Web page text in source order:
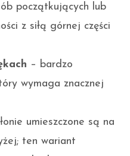
początkujących lub
z siłą górnej części
– bardzo
wymaga znacznej
umieszczone są na
ten wariant